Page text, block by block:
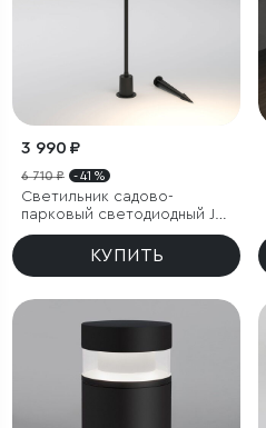
3 990 ₽
6 710 ₽ - 41 %
Светильник садово-
парковый светодиодный Joli
черный
КУПИТЬ